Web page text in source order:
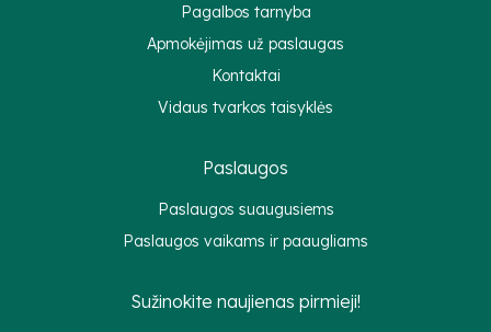
Pagalbos tarnyba
Apmokėjimas už paslaugas
Kontaktai
Vidaus tvarkos taisyklės
Paslaugos
Paslaugos suaugusiems
Paslaugos vaikams ir paaugliams
Sužinokite naujienas pirmieji!